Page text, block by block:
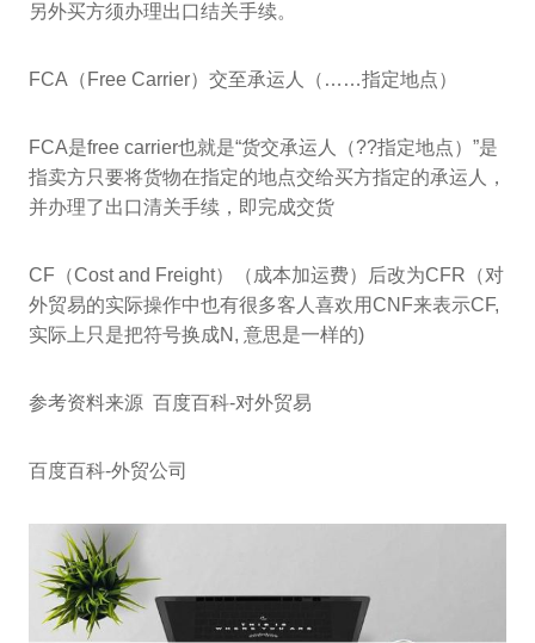
另外买方须办理出口结关手续。
FCA（Free Carrier）交至承运人（……指定地点）
FCA是free carrier也就是“货交承运人（??指定地点）”是
指卖方只要将货物在指定的地点交给买方指定的承运人，
并办理了出口清关手续，即完成交货
CF（Cost and Freight）（成本加运费）后改为CFR（对
外贸易的实际操作中也有很多客人喜欢用CNF来表示CF,
实际上只是把符号换成N, 意思是一样的)
参考资料来源 百度百科-对外贸易
百度百科-外贸公司